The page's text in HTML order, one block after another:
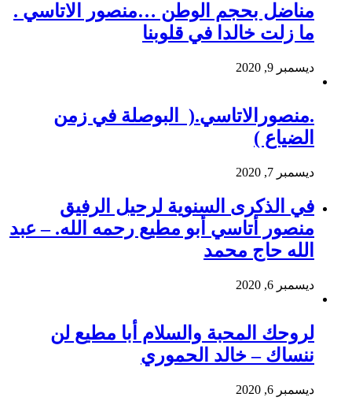
مناضل بحجم الوطن …منصور الاتاسي .
ما زلت خالدا في قلوبنا
ديسمبر 9, 2020
.منصورالاتاسي.( البوصلة في زمن
الضياع )
ديسمبر 7, 2020
في الذكرى السنوية لرحيل الرفيق
منصور أتاسي أبو مطيع رحمه الله. – عبد
الله حاج محمد
ديسمبر 6, 2020
لروحك المحبة والسلام أبا مطيع لن
ننساك – خالد الحموري
ديسمبر 6, 2020